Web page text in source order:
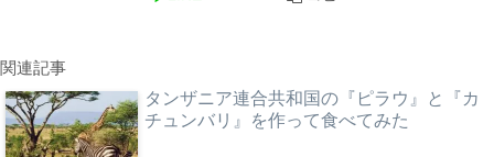
関連記事
タンザニア連合共和国の『ピラウ』と『カ
チュンバリ』を作って食べてみた